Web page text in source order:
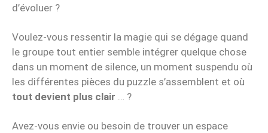
d’évoluer ?
Voulez-vous ressentir la magie qui se dégage quand
le groupe tout entier semble intégrer quelque chose
dans un moment de silence, un moment suspendu où
les différentes pièces du puzzle s’assemblent et où
tout devient plus clair … ?
Avez-vous envie ou besoin de trouver un espace